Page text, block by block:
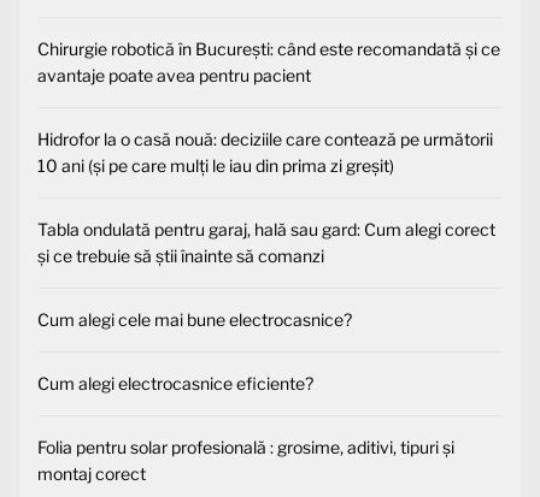
Chirurgie robotică în București: când este recomandată și ce
avantaje poate avea pentru pacient
Hidrofor la o casă nouă: deciziile care contează pe următorii
10 ani (și pe care mulți le iau din prima zi greșit)
Tabla ondulată pentru garaj, hală sau gard: Cum alegi corect
și ce trebuie să știi înainte să comanzi
Cum alegi cele mai bune electrocasnice?
Cum alegi electrocasnice eficiente?
Folia pentru solar profesională : grosime, aditivi, tipuri și
montaj corect